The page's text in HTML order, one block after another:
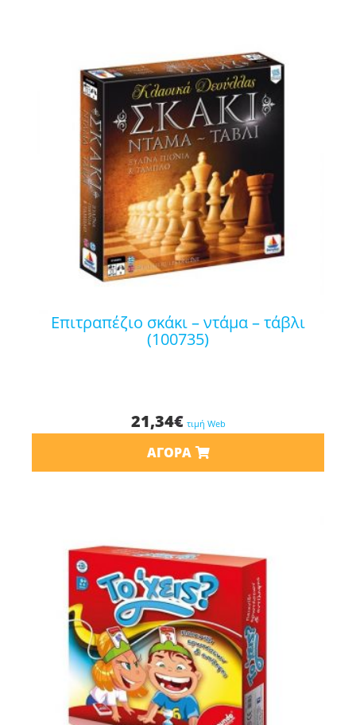
επιτραπέζιο σκάκι – ντάμα – τάβλι
(100735)
21,34€ τιμή Web
ΑΓΟΡΆ